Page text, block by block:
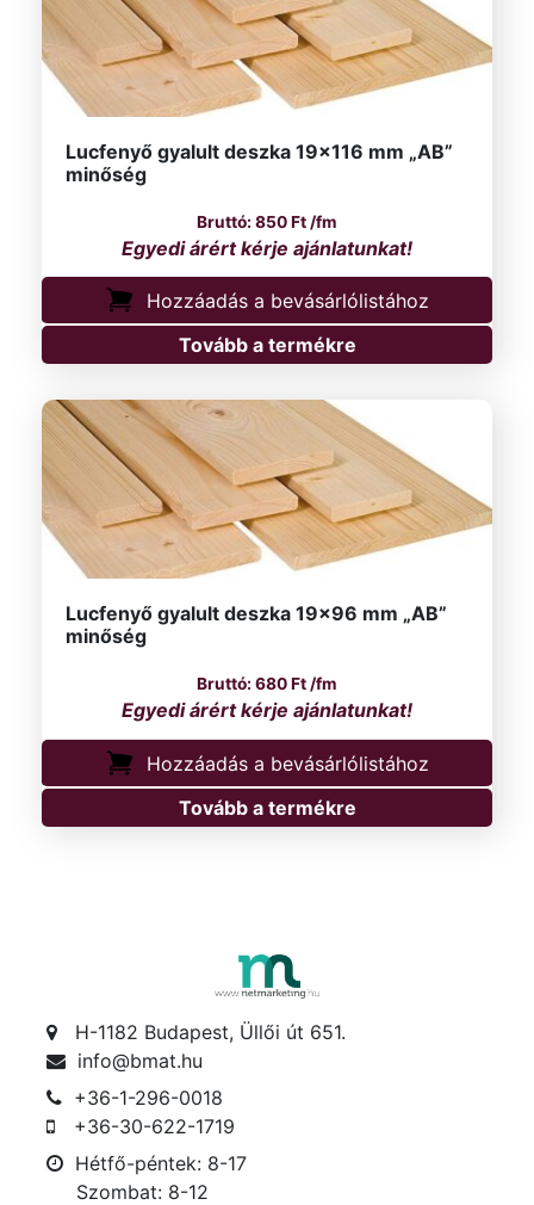
Lucfenyő gyalult deszka 19×116 mm „AB”
minőség
850Ft /fm
Hozzáadás a bevásárlólistához
Tovább a termékre
Lucfenyő gyalult deszka 19×96 mm „AB”
minőség
680Ft/fm
Hozzáadás a bevásárlólistához
Tovább a termékre
H-1182 Budapest, Üllői út 651.
info@bmat.hu
+36-1-296-0018
+36-30-622-1719
Hétfő-péntek: 8-17
Szombat: 8-12